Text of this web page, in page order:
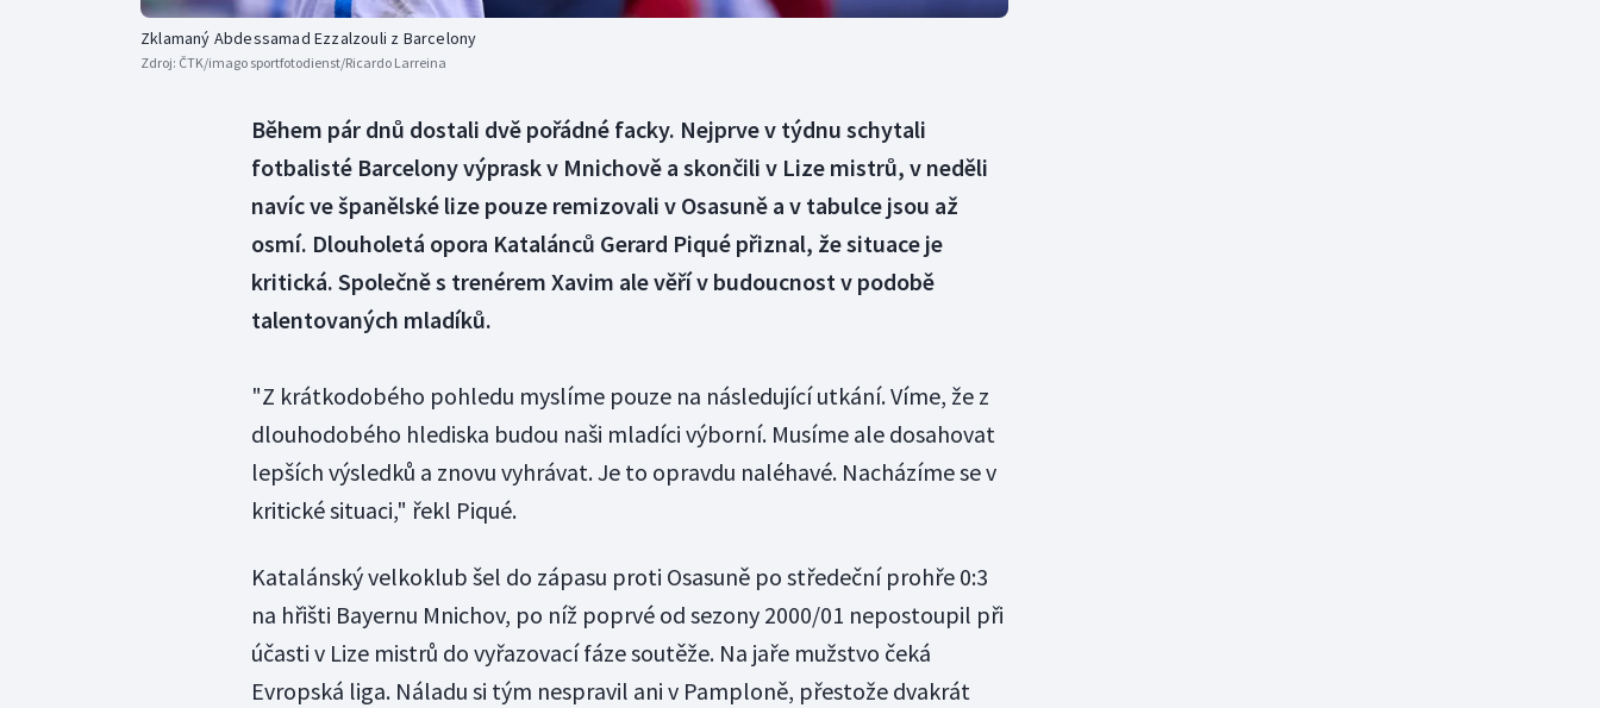
Zklamaný Abdessamad Ezzalzouli z Barcelony
Zdroj: ČTK/imago sportfotodienst/Ricardo Larreina
Během pár dnů dostali dvě pořádné facky. Nejprve v týdnu schytali
fotbalisté Barcelony výprask v Mnichově a skončili v Lize mistrů, v neděli
navíc ve španělské lize pouze remizovali v Osasuně a v tabulce jsou až
osmí. Dlouholetá opora Katalánců Gerard Piqué přiznal, že situace je
kritická. Společně s trenérem Xavim ale věří v budoucnost v podobě
talentovaných mladíků.
"Z krátkodobého pohledu myslíme pouze na následující utkání. Víme, že z
dlouhodobého hlediska budou naši mladíci výborní. Musíme ale dosahovat
lepších výsledků a znovu vyhrávat. Je to opravdu naléhavé. Nacházíme se v
kritické situaci," řekl Piqué.
Katalánský velkoklub šel do zápasu proti Osasuně po středeční prohře 0:3
na hřišti Bayernu Mnichov, po níž poprvé od sezony 2000/01 nepostoupil při
účasti v Lize mistrů do vyřazovací fáze soutěže. Na jaře mužstvo čeká
Evropská liga. Náladu si tým nespravil ani v Pamploně, přestože dvakrát